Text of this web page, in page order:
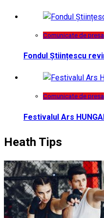
Comunicate de presa
Fondul Științescu
Comunicate de presa
Festivalul Ars
Heath Tips